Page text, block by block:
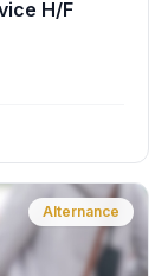
H/F
Alternance